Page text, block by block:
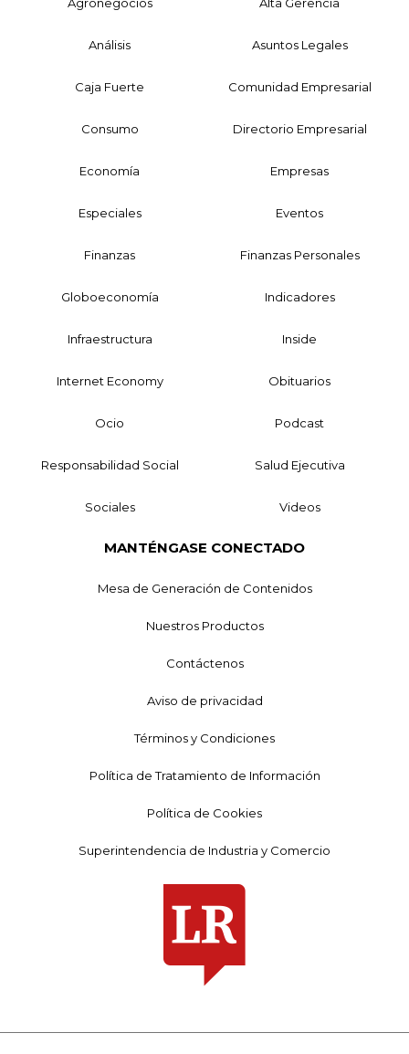
Análisis Asuntos Legales
Caja Fuerte Comunidad Empresarial
Consumo Directorio Empresarial
Economía Empresas
Especiales Eventos
Finanzas Finanzas Personales
Globoeconomía Indicadores
Infraestructura Inside
Internet Economy Obituarios
Ocio Podcast
Responsabilidad Social Salud Ejecutiva
Sociales Videos
MANTÉNGASE CONECTADO
Mesa de Generación de Contenidos
Nuestros Productos
Contáctenos
Aviso de privacidad
Términos y Condiciones
Política de Tratamiento de Información
Política de Cookies
Superintendencia de Industria y Comercio